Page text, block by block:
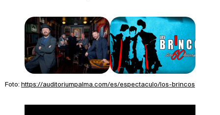
Foto: https://auditoriumpalma.com/es/espectaculo/los-brincos